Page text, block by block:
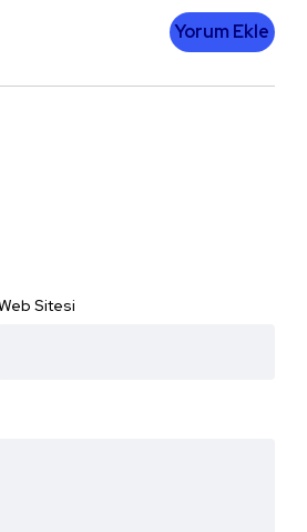
Yorum Ekle
Sitesi